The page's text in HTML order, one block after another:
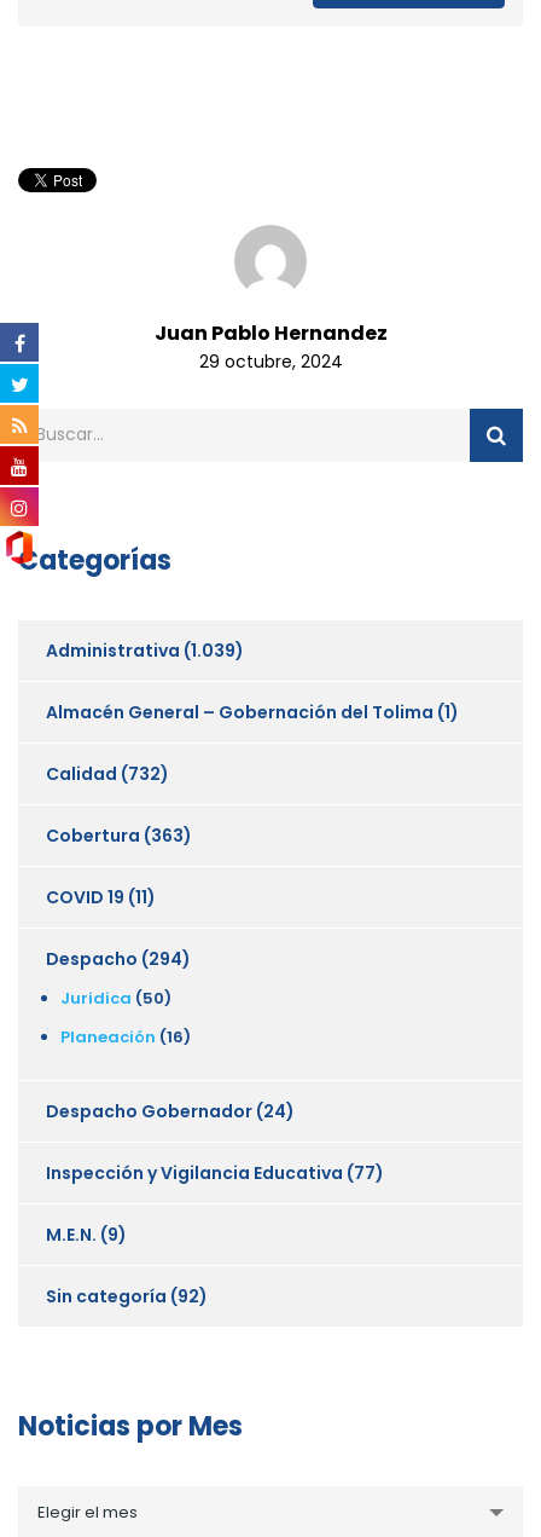
Juan Pablo Hernandez
29 octubre, 2024
Categorías
Administrativa (1.039)
Almacén General – Gobernación del Tolima (1)
Calidad (732)
Cobertura (363)
COVID 19 (11)
Despacho (294)
Juridica (50)
Planeación (16)
Despacho Gobernador (24)
Inspección y Vigilancia Educativa (77)
M.E.N. (9)
Sin categoría (92)
Noticias por Mes
porElegir el mes